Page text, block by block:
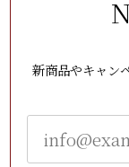
新商品やキャン